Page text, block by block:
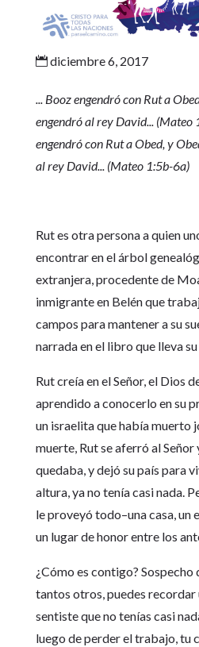
diciembre 6, 2017
... Booz engendró con Rut a
engendró al rey David... (Mateo
engendró con Rut a Obed, y
al rey David... (Mateo 1:5b-6a)
Rut es otra persona a quien
encontrar en el árbol
extranjera, procedente de
inmigrante en Belén que
campos para mantener a su
narrada en el libro que lleva
Rut creía en el Señor, el Dios
aprendido a conocerlo en su
un israelita que había muerto
muerte, Rut se aferró al Señor
quedaba, y dejó su país para
altura, ya no tenía casi nada.
le proveyó todo–una casa, un
un lugar de honor entre los
¿Cómo es contigo? Sospecho
tantos otros, puedes recordar
sentiste que no tenías casi
luego de perder el trabajo, tu